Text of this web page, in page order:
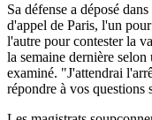
Sa défense a déposé
d'appel de Paris, l'un
l'autre pour contester la
la semaine dernière
examiné. "J'attendrai
répondre à vos